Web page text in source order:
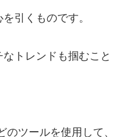
引くものです。
トレンドも掴むこと
ツールを使用して、